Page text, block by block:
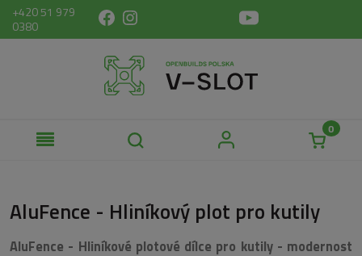
+420 51 979
0380
AluFence - Hliníkový plot pro kutily
AluFence - Hliníkové plotové dílce pro kutily - modernost